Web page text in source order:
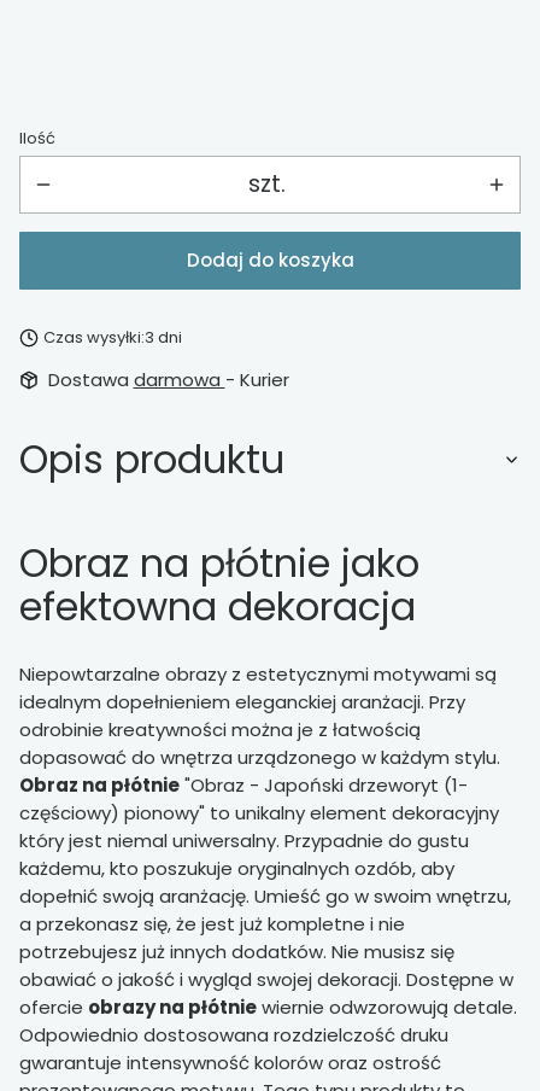
Ilość
szt.
Dodaj do koszyka
Czas wysyłki:3 dni
Dostawa darmowa - Kurier
Opis produktu
Obraz na płótnie jako
efektowna dekoracja
Niepowtarzalne obrazy z estetycznymi motywami są
idealnym dopełnieniem eleganckiej aranżacji. Przy
odrobinie kreatywności można je z łatwością
dopasować do wnętrza urządzonego w każdym stylu.
Obraz na płótnie"Obraz - Japoński drzeworyt (1-
częściowy) pionowy" to unikalny element dekoracyjny
który jest niemal uniwersalny. Przypadnie do gustu
każdemu, kto poszukuje oryginalnych ozdób, aby
dopełnić swoją aranżację. Umieść go w swoim wnętrzu,
a przekonasz się, że jest już kompletne i nie
potrzebujesz już innych dodatków. Nie musisz się
obawiać o jakość i wygląd swojej dekoracji. Dostępne w
ofercie obrazy na płótniewiernie odwzorowują detale.
Odpowiednio dostosowana rozdzielczość druku
gwarantuje intensywność kolorów oraz ostrość